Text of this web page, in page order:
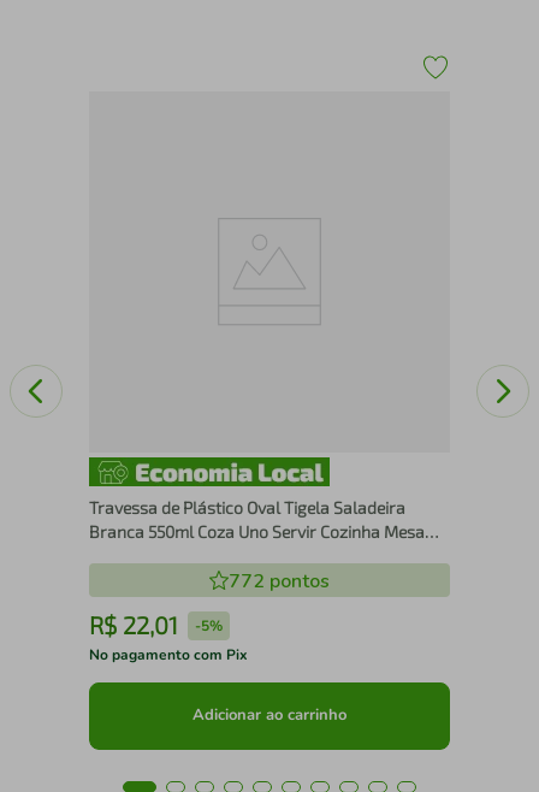
Travessa de Plástico Oval Tigela Saladeira
Branca 550ml Coza Uno Servir Cozinha Mesa
772 pontos
R$ 22,01 -5%
No pagamento com Pix
Adicionar ao carrinho